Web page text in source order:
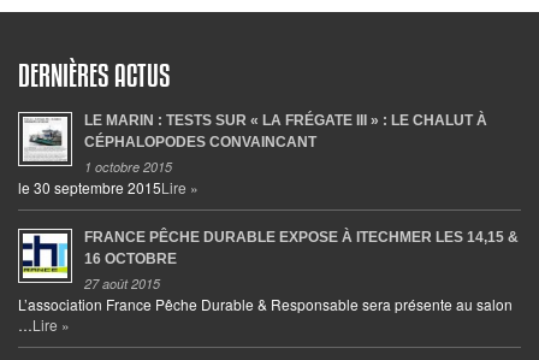
DERNIÈRES ACTUS
LE MARIN : TESTS SUR « LA FRÉGATE III » : LE CHALUT À
CÉPHALOPODES CONVAINCANT
1 octobre 2015
le 30 septembre 2015Lire »
FRANCE PÊCHE DURABLE EXPOSE À ITECHMER LES 14,15 &
16 OCTOBRE
27 août 2015
L’association France Pêche Durable & Responsable sera présente au salon
…Lire »